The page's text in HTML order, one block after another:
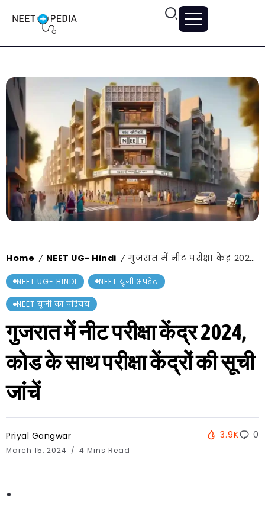
Home / NEET UG- Hindi / गुजरात में नीट परीक्षा केंद्र 2024, कोड के साथ परीक्षा केंद्रों की सूची जांचें
NEET UG- HINDI NEET यूजी अपडेट
NEET यूजी का परिचय
गुजरात में नीट परीक्षा केंद्र 2024,
कोड के साथ परीक्षा केंद्रों की सूची
जांचें
Priyal Gangwar
March 15, 2024 4 Mins Read
3.9K 0